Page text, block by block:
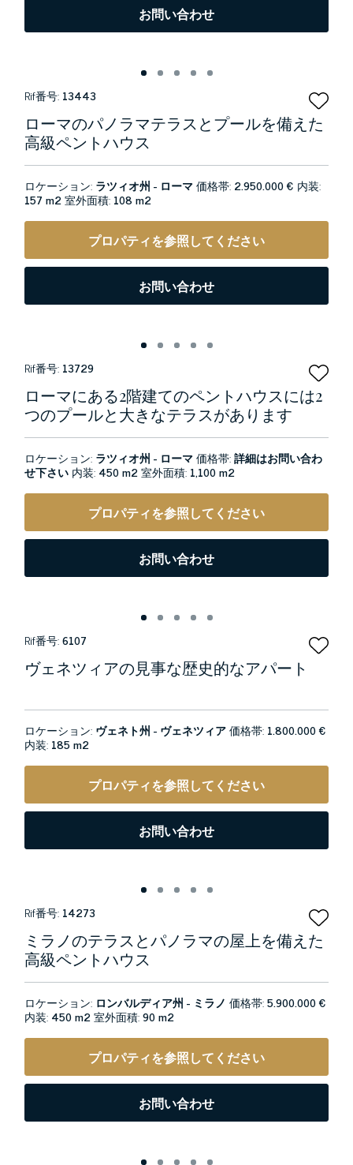
お問い合わせ
Rif番号: 13443
ローマのパノラマテラスとプールを備えた
高級ペントハウス
ロケーション: ラツィオ州 - ローマ価格帯: 2.950.000 € 内装:
157 m2室外面積: 108 m2
プロパティを参照してください
お問い合わせ
Rif番号: 13729
ローマにある2階建てのペントハウスには2
つのプールと大きなテラスがあります
ロケーション: ラツィオ州 - ローマ価格帯:詳細はお問い合わ
せ下さい 内装: 450 m2室外面積: 1,100 m2
プロパティを参照してください
お問い合わせ
Rif番号:6107
ヴェネツィアの見事な歴史的なアパート
ロケーション: ヴェネト州 - ヴェネツィア価格帯: 1.800.000 €
内装: 185 m2
プロパティを参照してください
お問い合わせ
Rif番号: 14273
ミラノのテラスとパノラマの屋上を備えた
高級ペントハウス
ロケーション: ロンバルディア州 - ミラノ 価格帯:5.900.000 €
内装: 450 m2室外面積:90 m2
プロパティを参照してください
お問い合わせ